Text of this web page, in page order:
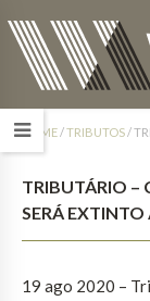
HOME/TRIBUTOS/
TRIBUTÁRIO –
SERÁ EXTINTO
19 ago 2020 –